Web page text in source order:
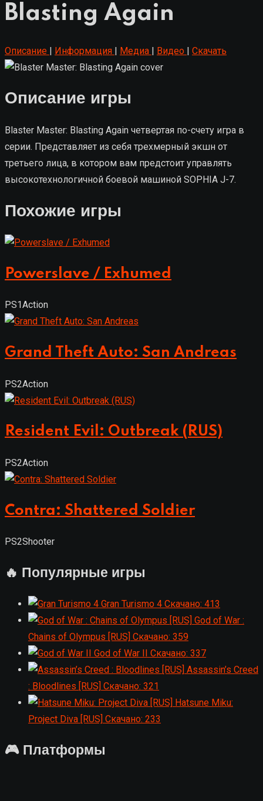
Blasting Again
Описание | Информация | Медиа | Видео | Скачать
Описание игры
Blaster Master: Blasting Again четвертая по-счету игра в
серии. Представляет из себя трехмерный экшн от
третьего лица, в котором вам предстоит управлять
высокотехнологичной боевой машиной SOPHIA J-7.
Похожие игры
Powerslave / Exhumed
PS1Action
Grand Theft Auto: San Andreas
PS2Action
Resident Evil: Outbreak (RUS)
PS2Action
Contra: Shattered Soldier
PS2Shooter
🔥 Популярные игры
Gran Turismo 4 Скачано: 413
God of War :
Chains of Olympus [RUS] Скачано: 359
God of War II
Скачано: 337
Assassin’s Creed
: Bloodlines [RUS] Скачано: 321
Hatsune Miku:
Project Diva [RUS] Скачано: 233
🎮 Платформы